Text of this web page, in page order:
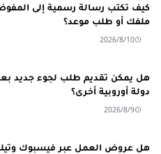
كيف تكتب رسالة رسمية إلى
ملفك أو طلب موعد؟
2026/8/10
هل يمكن تقديم طلب لجوء جديد
دولة أوروبية أخرى؟
2026/8/9
هل عروض العمل عبر فيسبوك